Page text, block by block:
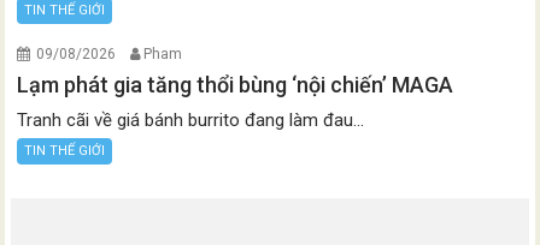
TIN THẾ GIỚI
09/08/2026 Pham
Lạm phát gia tăng thổi bùng ‘nội chiến’ MAGA
Tranh cãi về giá bánh burrito đang làm đau...
TIN THẾ GIỚI